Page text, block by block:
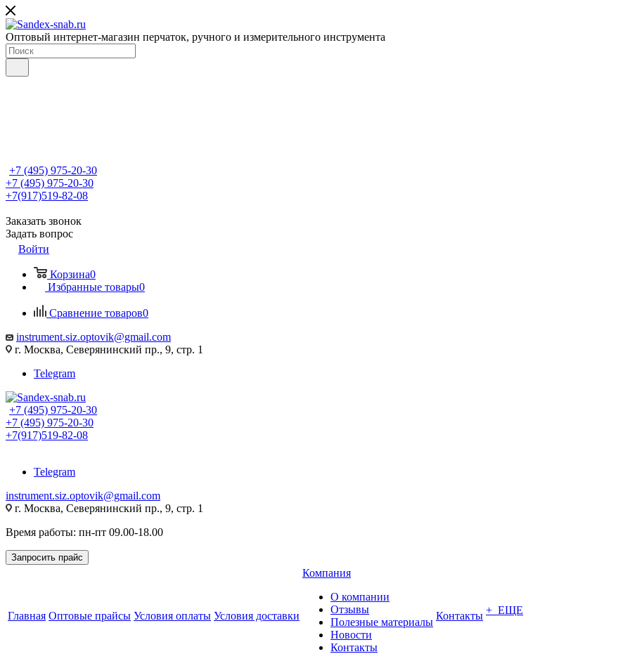
Оптовый интернет-магазин перчаток, ручного и измерительного инструмента
+7 (495) 975-20-30
+7 (495) 975-20-30
+7(917)519-82-08
Заказать звонок
Задать вопрос
Войти
Корзина0
Избранные товары0
Сравнение товаров0
instrument.siz.optovik@gmail.com
г. Москва, Северянинский пр., 9, стр. 1
Telegram
+7 (495) 975-20-30
+7 (495) 975-20-30
+7(917)519-82-08
Telegram
instrument.siz.optovik@gmail.com
г. Москва, Северянинский пр., 9, стр. 1
Время работы: пн-пт 09.00-18.00
Запросить прайс
Главная Оптовые прайсы Условия оплаты Условия доставки
Компания
О компании
Отзывы
Полезные материалы
Новости
Контакты
Контакты + ЕЩЕ